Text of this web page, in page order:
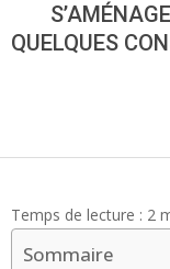
QUELQUES
Temps de lecture : 2
Sommaire